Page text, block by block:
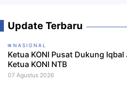
Update Terbaru
NASIONAL
Ketua KONI Pusat Dukung Iqbal
Ketua KONI NTB
07 Agustus 2026